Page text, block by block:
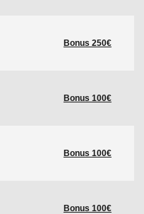
Bonus 250€
Bonus 100€
Bonus 100€
Bonus 100€